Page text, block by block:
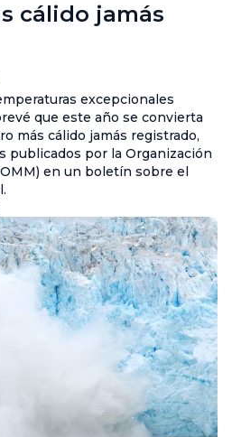
cálido jamás
excepcionales
que este año se convierta
más cálido jamás registrado,
publicados por la Organización
en un boletín sobre el